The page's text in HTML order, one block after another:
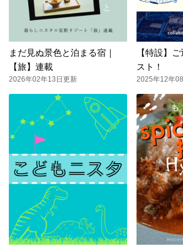
まだ見ぬ景色と泊まる宿｜
【旅】連載
2026年02年13日更新
【特設】
スト！
2025年12年